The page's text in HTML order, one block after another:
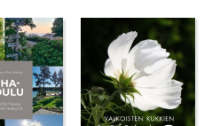
Lue lisää